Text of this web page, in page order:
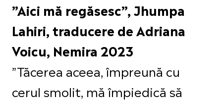
”Aici mă regăsesc”, Jhumpa
Lahiri, traducere de Adriana
Voicu, Nemira 2023
”Tăcerea aceea, împreună cu
cerul smolit, mă împiedică să